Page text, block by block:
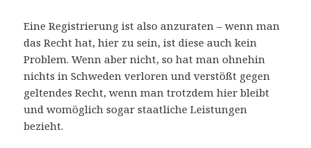
Eine Registrierung ist also anzuraten – wenn man
das Recht hat, hier zu sein, ist diese auch kein
Problem. Wenn aber nicht, so hat man ohnehin
nichts in Schweden verloren und verstößt gegen
geltendes Recht, wenn man trotzdem hier bleibt
und womöglich sogar staatliche Leistungen
bezieht.